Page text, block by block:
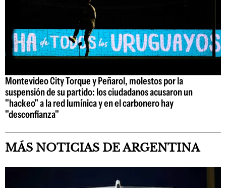
Montevideo City Torque y Peñarol, molestos por la
suspensión de su partido: los ciudadanos acusaron un
"hackeo" a la red lumínica y en el carbonero hay
"desconfianza"
MÁS NOTICIAS DE ARGENTINA